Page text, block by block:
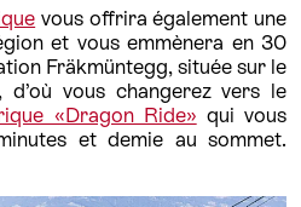
vous offrira également une
et vous emmènera en 30
Fräkmüntegg, située sur le
vous changerez vers le
«Dragon Ride» qui vous
et demie au sommet.